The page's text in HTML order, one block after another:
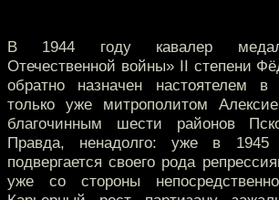
В 1944 году кавалер
Отечественной войны» II степени
обратно назначен настоятелем
только уже митрополитом
благочинным шести районов
Правда, ненадолго: уже в
подвергается своего рода
уже со стороны